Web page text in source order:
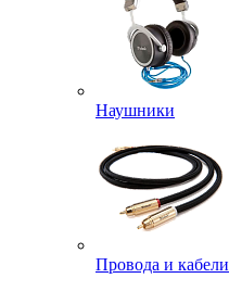
Наушники
Провода и кабели